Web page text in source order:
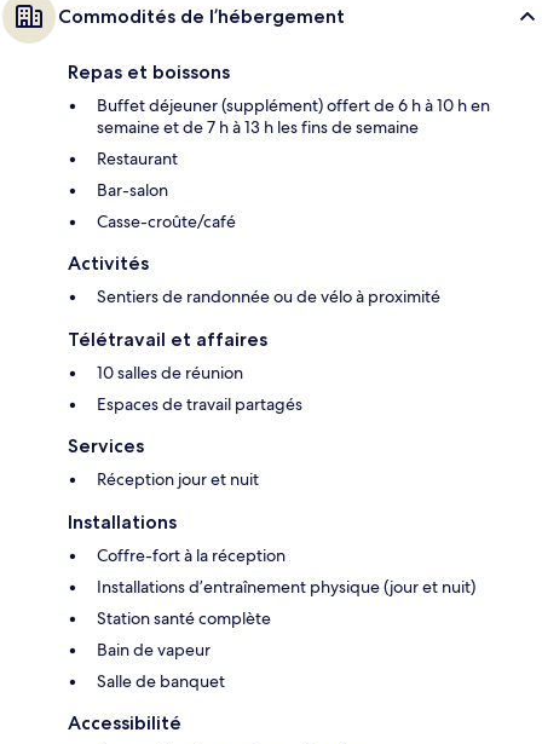
Commodités de l’hébergement
Repas et boissons
Buffet déjeuner (supplément) offert de 6 h à 10 h en
semaine et de 7 h à 13 h les fins de semaine
Restaurant
Bar-salon
Casse-croûte/café
Activités
Sentiers de randonnée ou de vélo à proximité
Télétravail et affaires
10 salles de réunion
Espaces de travail partagés
Services
Réception jour et nuit
Installations
Coffre-fort à la réception
Installations d’entraînement physique (jour et nuit)
Station santé complète
Bain de vapeur
Salle de banquet
Accessibilité